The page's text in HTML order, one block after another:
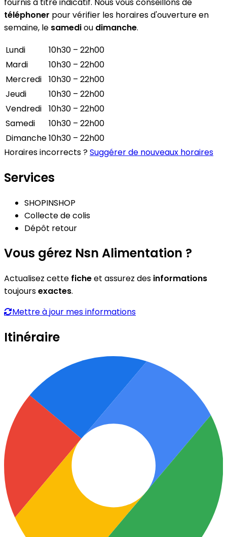
téléphoner pour vérifier les horaires d'ouverture en
semaine, le samediou dimanche.
Lundi
10h30 – 22h00
Mardi
10h30 – 22h00
Mercredi
10h30 – 22h00
Jeudi
10h30 – 22h00
Vendredi
10h30 – 22h00
Samedi
10h30 – 22h00
Dimanche10h30 – 22h00
Horaires incorrects ?Suggérer de nouveaux horaires
Services
SHOPINSHOP
Collecte de colis
Dépôt retour
Vous gérez Nsn Alimentation ?
Actualisez cette ficheet assurez des informations
toujoursexactes.
Mettre à jour mes informations
Itinéraire